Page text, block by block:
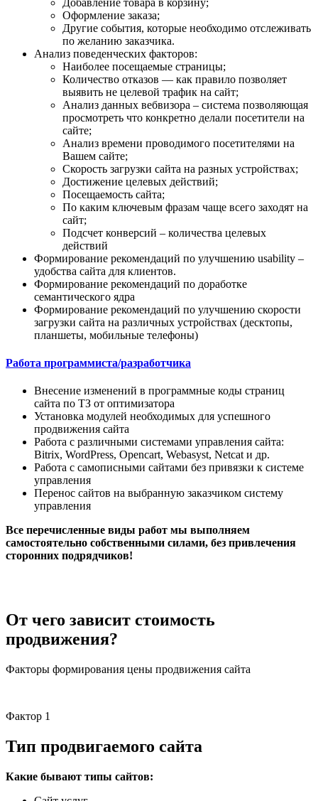
Оформление заказа;
Другие события, которые необходимо отслеживать
по желанию заказчика.
Анализ поведенческих факторов:
Наиболее посещаемые страницы;
Количество отказов — как правило позволяет
выявить не целевой трафик на сайт;
Анализ данных вебвизора – система позволяющая
просмотреть что конкретно делали посетители на
сайте;
Анализ времени проводимого посетителями на
Вашем сайте;
Скорость загрузки сайта на разных устройствах;
Достижение целевых действий;
Посещаемость сайта;
По каким ключевым фразам чаще всего заходят на
сайт;
Подсчет конверсий – количества целевых
действий
Формирование рекомендаций по улучшению usability –
удобства сайта для клиентов.
Формирование рекомендаций по доработке
семантического ядра
Формирование рекомендаций по улучшению скорости
загрузки сайта на различных устройствах (десктопы,
планшеты, мобильные телефоны)
Работа программиста/разработчика
Внесение изменений в программные коды страниц
сайта по ТЗ от оптимизатора
Установка модулей необходимых для успешного
продвижения сайта
Работа с различными системами управления сайта:
Bitrix, WordPress, Opencart, Webasyst, Netcat и др.
Работа с самописными сайтами без привязки к системе
управления
Перенос сайтов на выбранную заказчиком систему
управления
Все перечисленные виды работ мы выполняем
самостоятельно собственными силами, без привлечения
сторонних подрядчиков!
От чего зависит стоимость
продвижения?
Факторы формирования цены продвижения сайта
Фактор 1
Тип продвигаемого сайта
Какие бывают типы сайтов: